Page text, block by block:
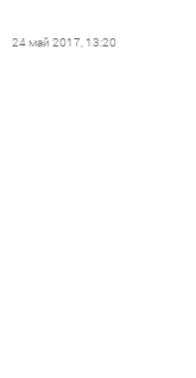
24 май 2017, 13:20